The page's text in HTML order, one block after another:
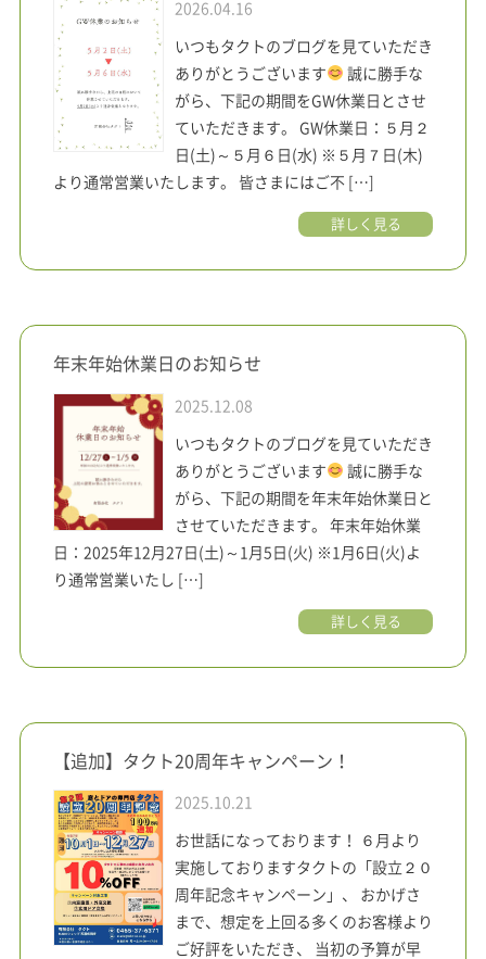
2026.04.16
いつもタクトのブログを見ていただき
ありがとうございます
誠に勝手な
がら、下記の期間をGW休業日とさせ
ていただきます。 GW休業日：５月２
日(土)～５月６日(水) ※５月７日(木)
より通常営業いたします。 皆さまにはご不 […]
詳しく見る
年末年始休業日のお知らせ
2025.12.08
いつもタクトのブログを見ていただき
ありがとうございます
誠に勝手な
がら、下記の期間を年末年始休業日と
させていただきます。 年末年始休業
日：2025年12月27日(土)～1月5日(火) ※1月6日(火)よ
り通常営業いたし […]
詳しく見る
【追加】タクト20周年キャンペーン！
2025.10.21
お世話になっております！ ６月より
実施しておりますタクトの「設立２０
周年記念キャンペーン」、 おかげさ
まで、想定を上回る多くのお客様より
ご好評をいただき、 当初の予算が早